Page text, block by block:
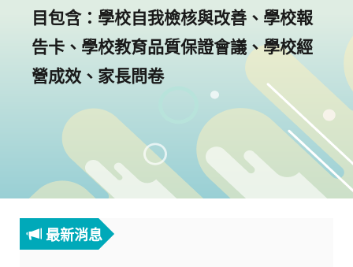
目包含：學校自我檢核與改善、學校報
告卡、學校教育品質保證會議、學校經
營成效、家長問卷
最新消息